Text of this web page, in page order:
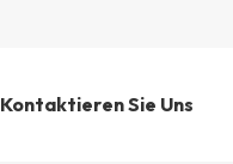
Kontaktieren Sie Uns